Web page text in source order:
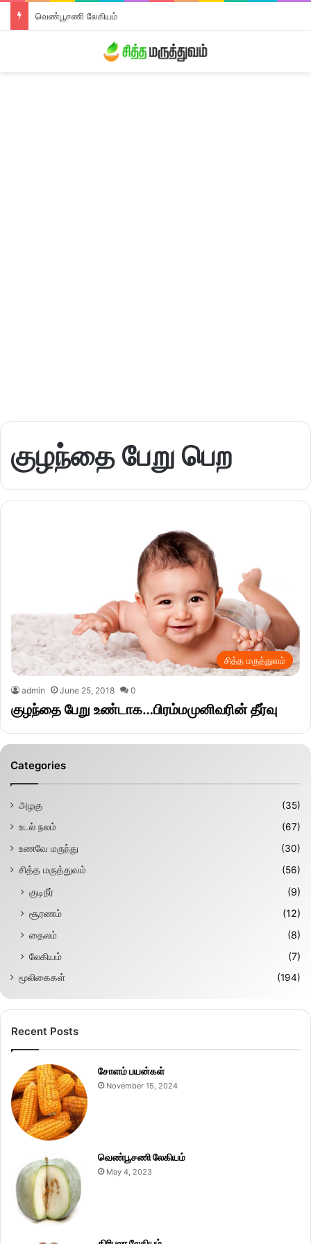
வெண்பூசணி லேகியம்
குழந்தை பேறு பெற
சித்த மருத்துவம்
admin June 25, 2018 0
குழந்தை பேறு உண்டாக…பிரம்மமுனிவரின் தீர்வு
Categories
அழகு
(35)
உடல் நலம்
(67)
உணவே மருந்து
(30)
சித்த மருத்துவம்
(56)
குடிநீர்
(9)
சூரணம்
(12)
தைலம்
(8)
லேகியம்
(7)
மூலிகைகள் (194)
Recent Posts
சோளம் பயன்கள்
November 15, 2024
வெண்பூசணி லேகியம்
May 4, 2023